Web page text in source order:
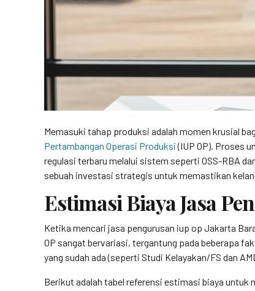
Memasuki tahap produksi adalah momen krusial
Pertambangan Operasi Produksi(IUP OP). Proses
regulasi terbaru melalui sistem seperti OSS-RBA
sebuah investasi strategis untuk memastikan
Estimasi Biaya Jasa
Ketika mencari jasa pengurusan iup op Jakarta
OP sangat bervariasi, tergantung pada beberapa
yang sudah ada (seperti Studi Kelayakan/FS dan
Berikut adalah tabel referensi estimasi biaya untuk